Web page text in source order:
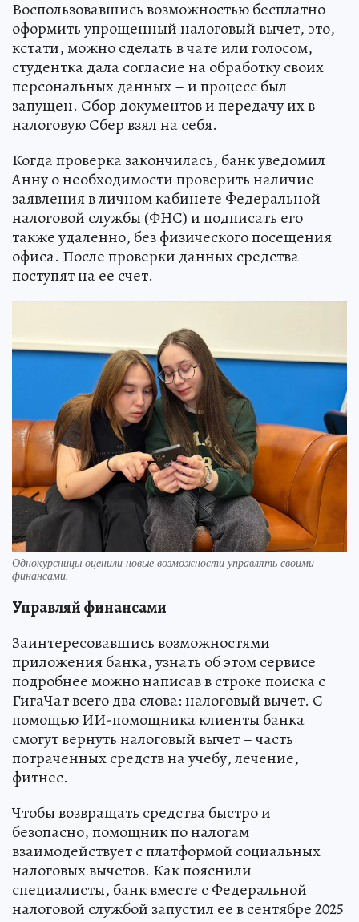
Воспользовавшись возможностью бесплатно
оформить упрощенный налоговый вычет, это,
кстати, можно сделать в чате или голосом,
студентка дала согласие на обработку своих
персональных данных – и процесс был
запущен. Сбор документов и передачу их в
налоговую Сбер взял на себя.
Когда проверка закончилась, банк уведомил
Анну о необходимости проверить наличие
заявления в личном кабинете Федеральной
налоговой службы (ФНС) и подписать его
также удаленно, без физического посещения
офиса. После проверки данных средства
поступят на ее счет.
Однокурсницы оценили новые возможности управлять своими
финансами.
Управляй финансами
Заинтересовавшись возможностями
приложения банка, узнать об этом сервисе
подробнее можно написав в строке поиска с
ГигаЧат всего два слова: налоговый вычет. С
помощью ИИ-помощника клиенты банка
смогут вернуть налоговый вычет – часть
потраченных средств на учебу, лечение,
фитнес.
Чтобы возвращать средства быстро и
безопасно, помощник по налогам
взаимодействует с платформой социальных
налоговых вычетов. Как пояснили
специалисты, банк вместе с Федеральной
налоговой службой запустил ее в сентябре 2025